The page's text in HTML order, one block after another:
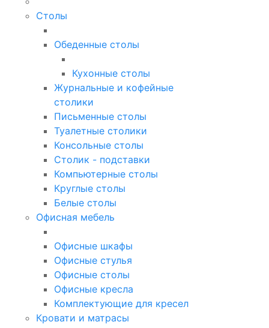
Столы
Обеденные столы
Кухонные столы
Журнальные и кофейные
столики
Письменные столы
Туалетные столики
Консольные столы
Столик - подставки
Компьютерные столы
Круглые столы
Белые столы
Офисная мебель
Офисные шкафы
Офисные стулья
Офисные столы
Офисные кресла
Комплектующие для кресел
Кровати и матрасы